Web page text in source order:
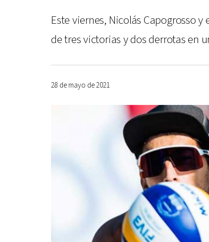
Este viernes, Nicolás Capogrosso
de tres victorias y dos derrotas en
28 de mayo de 2021